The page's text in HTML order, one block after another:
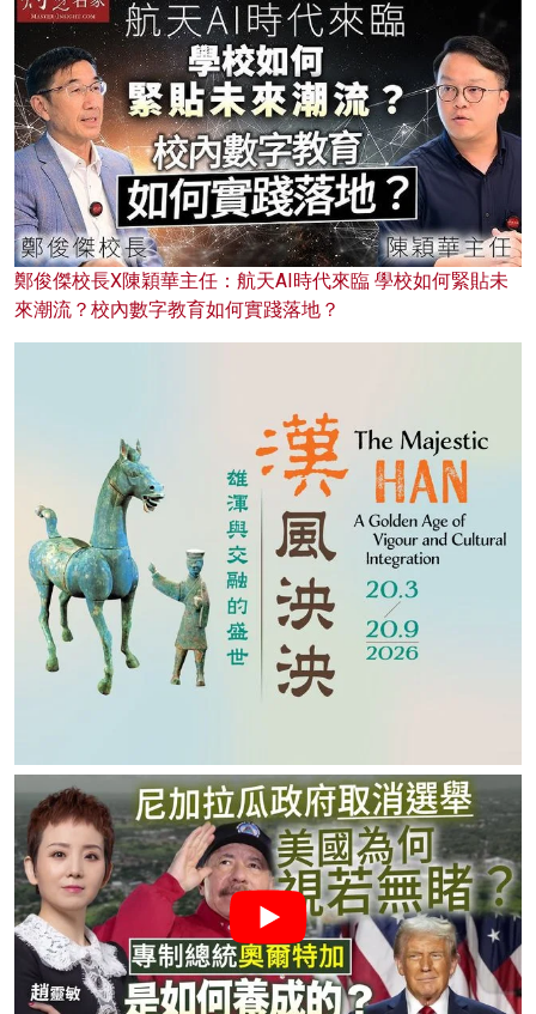
鄭俊傑校長X陳穎華主任：航天AI時代來臨 學校如何緊貼未
來潮流？校內數字教育如何實踐落地？